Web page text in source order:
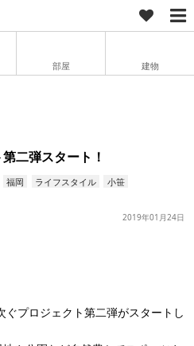
部屋 建物
二弾スタート！
福岡 ライフスタイル 小笹
2019年01月24日
プロジェクト第二弾がスタートし